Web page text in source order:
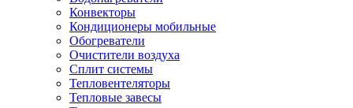
Конвекторы
Кондиционеры мобильные
Обогреватели
Очистители воздуха
Сплит системы
Тепловентеляторы
Тепловые завесы